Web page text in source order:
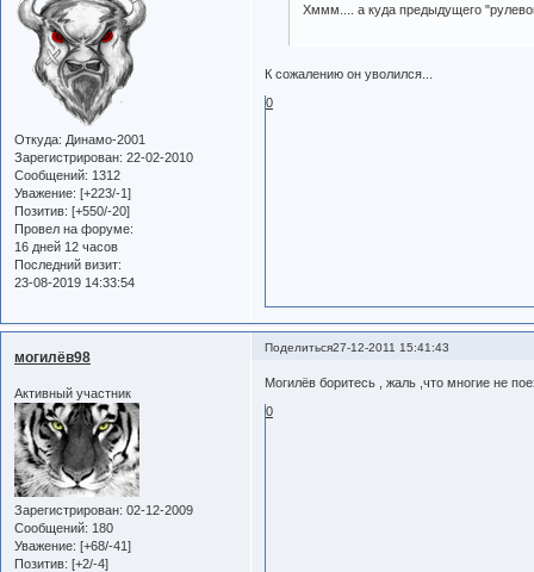
Откуда: Динамо-2001
Зарегистрирован: 22-02-2010
Сообщений: 1312
Уважение: [+223/-1]
Позитив: [+550/-20]
Провел на форуме:
16 дней 12 часов
Последний визит:
23-08-2019 14:33:54
Хммм.... а куда предыдущего
К сожалению он уволился...
0
Поделиться27-12-2011 15:41:43
могилёв98
Активный участник
Зарегистрирован: 02-12-2009
Сообщений: 180
Уважение: [+68/-41]
Позитив: [+2/-4]
Могилёв боритесь , жаль ,что многие не
0